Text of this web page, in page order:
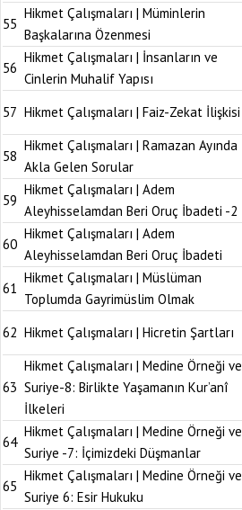
55
Hikmet Çalışmaları | Müminlerin
Başkalarına Özenmesi
56
Hikmet Çalışmaları | İnsanların ve
Cinlerin Muhalif Yapısı
57 Hikmet Çalışmaları | Faiz-Zekat İlişkisi
58
Hikmet Çalışmaları | Ramazan Ayında
Akla Gelen Sorular
59
Hikmet Çalışmaları | Adem
Aleyhisselamdan Beri Oruç İbadeti -2
60
Hikmet Çalışmaları | Adem
Aleyhisselamdan Beri Oruç İbadeti
61
Hikmet Çalışmaları | Müslüman
Toplumda Gayrimüslim Olmak
62 Hikmet Çalışmaları | Hicretin Şartları
63
Hikmet Çalışmaları | Medine Örneği ve
Suriye-8: Birlikte Yaşamanın Kur’anî
İlkeleri
64
Hikmet Çalışmaları | Medine Örneği ve
Suriye -7: İçimizdeki Düşmanlar
65
Hikmet Çalışmaları | Medine Örneği ve
Suriye 6: Esir Hukuku